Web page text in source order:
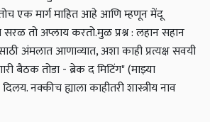
एक मार्ग माहित आहे आणि म्हणून मेंदू
सरळ तो अप्लाय करतो.मुळ प्रश्न : लहान सहान
अंमलात आणाव्यात, अशा काही प्रत्यक्ष सवयी
बैठक तोडा - ब्रेक द मिटिंग" (माझ्या
नक्कीच ह्याला काहीतरी शास्त्रीय नाव